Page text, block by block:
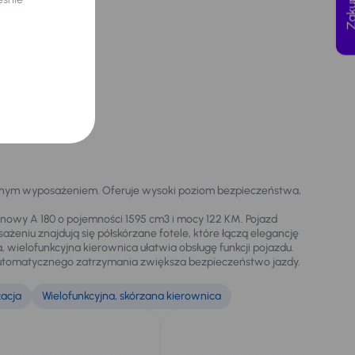
wyposażeniem. Oferuje wysoki poziom bezpieczeństwa,
A 180 o pojemności 1595 cm3 i mocy 122 KM. Pojazd
znajdują się półskórzane fotele, które łączą elegancję
kierownica ułatwia obsługę funkcji pojazdu.
zatrzymania zwiększa bezpieczeństwo jazdy.
Wielofunkcyjna, skórzana kierownica